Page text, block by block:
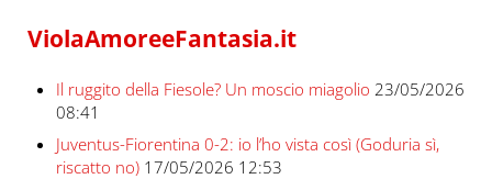
ViolaAmoreeFantasia.it
Il ruggito della Fiesole? Un moscio miagolio 23/05/2026
08:41
Juventus-Fiorentina 0-2: io l’ho vista così (Goduria sì,
riscatto no) 17/05/2026 12:53